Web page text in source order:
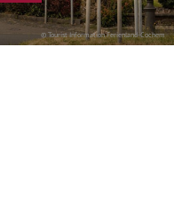
© Tourist Information Ferienland-Cochem